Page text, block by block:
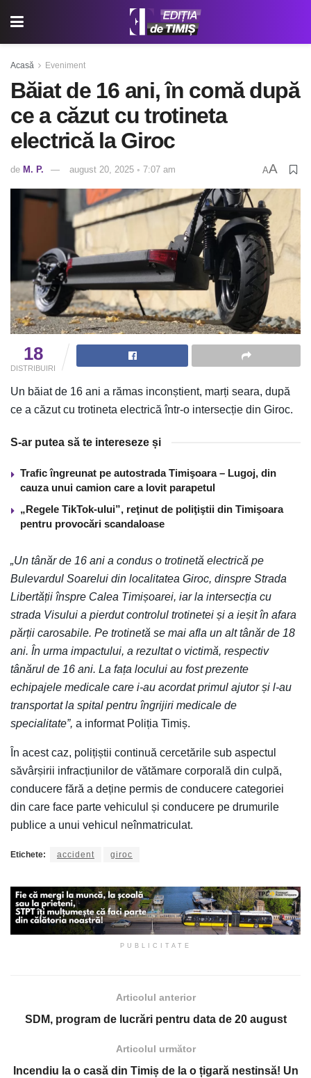
Acasă Eveniment
Băiat de 16 ani, în comă după
ce a căzut cu trotineta
electrică la Giroc
de M. P. august 20, 2025 ◦ 7:07 am AA
18
DISTRIBUIRI
Un băiat de 16 ani a rămas inconștient, marți seara, după
ce a căzut cu trotineta electrică într-o intersecție din Giroc.
S-ar putea să te intereseze și
Trafic îngreunat pe autostrada Timişoara – Lugoj, din
cauza unui camion care a lovit parapetul
„Regele TikTok-ului”, reţinut de poliţiştii din Timişoara
pentru provocări scandaloase
„Un tânăr de 16 ani a condus o trotinetă electrică pe
Bulevardul Soarelui din localitatea Giroc, dinspre Strada
Libertății înspre Calea Timișoarei, iar la intersecția cu
strada Visului a pierdut controlul trotinetei și a ieșit în afara
părții carosabile. Pe trotinetă se mai afla un alt tânăr de 18
ani. În urma impactului, a rezultat o victimă, respectiv
tânărul de 16 ani. La fața locului au fost prezente
echipajele medicale care i-au acordat primul ajutor și l-au
transportat la spital pentru îngrijiri medicale de
specialitate”, a informat Poliția Timiș.
În acest caz, polițiștii continuă cercetările sub aspectul
săvârșirii infracțiunilor de vătămare corporală din culpă,
conducere fără a deține permis de conducere categoriei
din care face parte vehiculul și conducere pe drumurile
publice a unui vehicul neînmatriculat.
Etichete: accident giroc
PUBLICITATE
Articolul anterior
SDM, program de lucrări pentru data de 20 august
Articolul următor
Incendiu la o casă din Timiș de la o țigară nestinsă! Un